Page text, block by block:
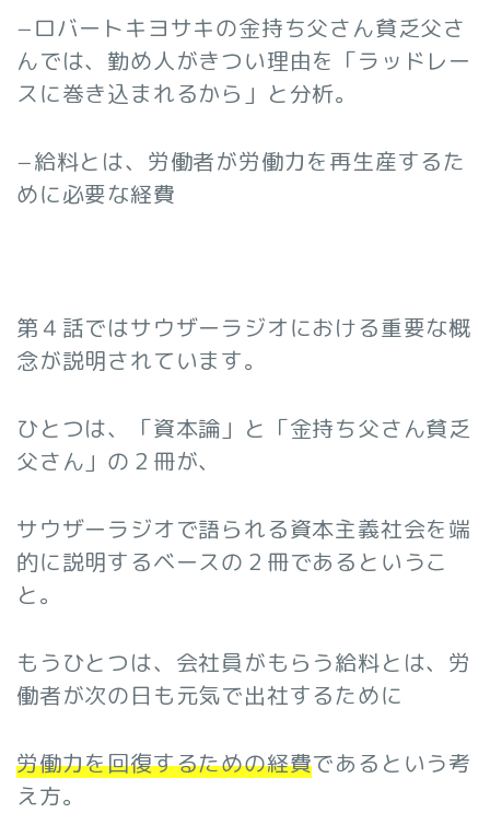
−ロバートキヨサキの金持ち父さん貧乏父さ
んでは、勤め人がきつい理由を「ラッドレー
スに巻き込まれるから」と分析。
−給料とは、労働者が労働力を再生産するた
めに必要な経費
第４話ではサウザーラジオにおける重要な概
念が説明されています。
ひとつは、「資本論」と「金持ち父さん貧乏
父さん」の２冊が、
サウザーラジオで語られる資本主義社会を端
的に説明するベースの２冊であるというこ
と。
もうひとつは、会社員がもらう給料とは、労
働者が次の日も元気で出社するために
労働力を回復するための経費であるという考
え方。